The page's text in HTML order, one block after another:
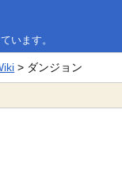
います。
> ダンジョン